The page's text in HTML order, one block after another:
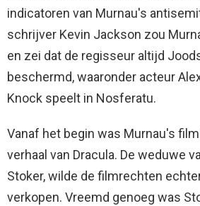
indicatoren van Murnau's
schrijver Kevin Jackson zou
en zei dat de regisseur altijd
beschermd, waaronder acteur
Knock speelt in Nosferatu.
Vanaf het begin was Murnau's
verhaal van Dracula. De weduwe
Stoker, wilde de filmrechten
verkopen. Vreemd genoeg was